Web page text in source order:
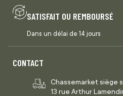
SATISFAIT OU REMBOURSÉ
Dans un délai de 14 jours
CONTACT
Chassemarket siège
13 rue Arthur